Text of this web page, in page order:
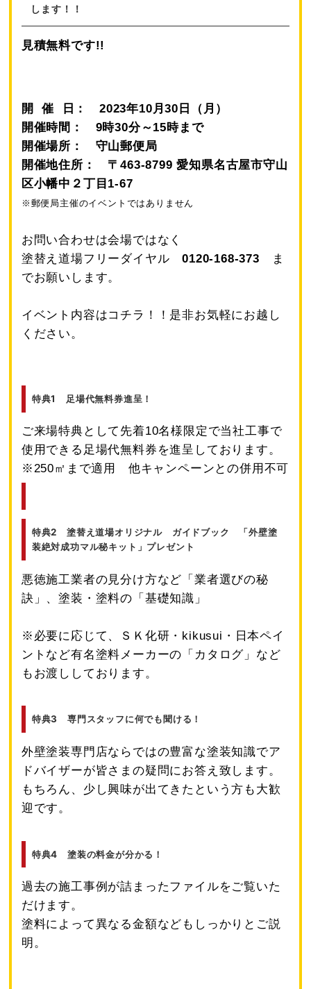
します！！
見積無料です!!
開 催 日： 2023年10月30 日（月）
開催時間： 9時30分～15時まで
開催場所： 守山郵便局
開催地住所： 〒463-8799 愛知県名古屋市守山
区小幡中２丁目1-67
※郵便局主催のイベントではありません
お問い合わせは会場ではなく
塗替え道場フリーダイヤル0120-168-373 ま
でお願いします。
イベント内容はコチラ！！是非お気軽にお越し
ください。
特典1 足場代無料券進呈！
ご来場特典として先着10名様限定で当社工事で
使用できる足場代無料券を進呈しております。
※250㎡まで適用 他キャンペーンとの併用不可
特典2 塗替え道場オリジナル ガイドブック 「外壁塗
装絶対成功マル秘キット」プレゼント
悪徳施工業者の見分け方など「業者選びの秘
訣」、塗装・塗料の「基礎知識」
※必要に応じて、ＳＫ化研・kikusui・日本ペイ
ントなど有名塗料メーカーの「カタログ」など
もお渡ししております。
特典3 専門スタッフに何でも聞ける！
外壁塗装専門店ならではの豊富な塗装知識でア
ドバイザーが皆さまの疑問にお答え致します。
もちろん、少し興味が出てきたという方も大歓
迎です。
特典4 塗装の料金が分かる！
過去の施工事例が詰まったファイルをご覧いた
だけます。
塗料によって異なる金額などもしっかりとご説
明。